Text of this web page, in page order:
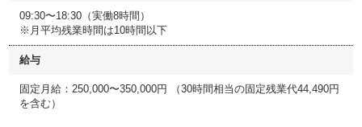
09:30〜18:30（実働8時間）
※月平均残業時間は10時間以下
給与
固定月給：250,000〜350,000円 （30時間相当の固定残業代44,490円
を含む）